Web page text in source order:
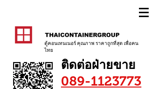
ตู้คอนเทนเนอร์ คุณภาพ ราคาถูกที่สุด เพื่อคน
ไทย
ติดต่อฝ่ายขาย
089-1123773